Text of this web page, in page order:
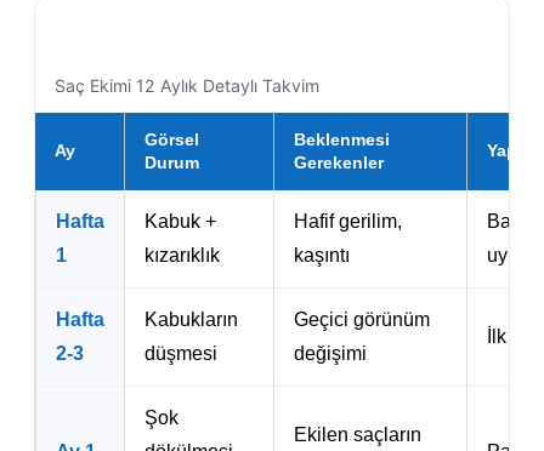
Saç Ekimi 12 Aylık Detaylı Takvim
Ay
Görsel
Durum
Beklenmesi
Gerekenler
Hafta
1
Kabuk +
kızarıklık
Hafif gerilim,
kaşıntı
uyum
Hafta
2-3
Kabukların
düşmesi
Geçici görünüm
değişimi
İlk
Şok
Ekilen saçların